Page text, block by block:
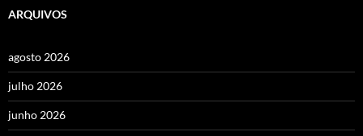
ARQUIVOS
agosto 2026
julho 2026
junho 2026